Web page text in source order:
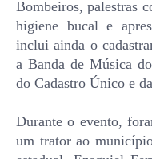
Bombeiros, palestras
higiene bucal e
inclui ainda o
a Banda de Música
do Cadastro Único e
Durante o evento,
um trator ao